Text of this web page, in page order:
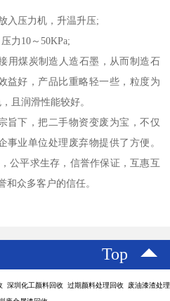
入压力机，升温升压;
力10～50KPa;
用煤炭制造人造石墨，从而制造石
益好，产品比重略轻一些，粒度为
且润滑性能较好。
旨下，把二手物资变废为宝，不仅
业单位处理废弃物提供了方便。
公平求生存，信誉作保证，互惠互
众多客户的信任。
Top
深圳化工颜料回收 过期颜料处理回收 废油漆渣处理